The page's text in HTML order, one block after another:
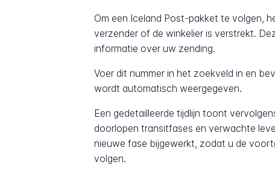
Om een Iceland Post-pakket te volgen,
verzender of de winkelier is verstrekt.
informatie over uw zending.
Voer dit nummer in het zoekveld in en
wordt automatisch weergegeven.
Een gedetailleerde tijdlijn toont
doorlopen transitfases en verwachte
nieuwe fase bijgewerkt, zodat u de
volgen.